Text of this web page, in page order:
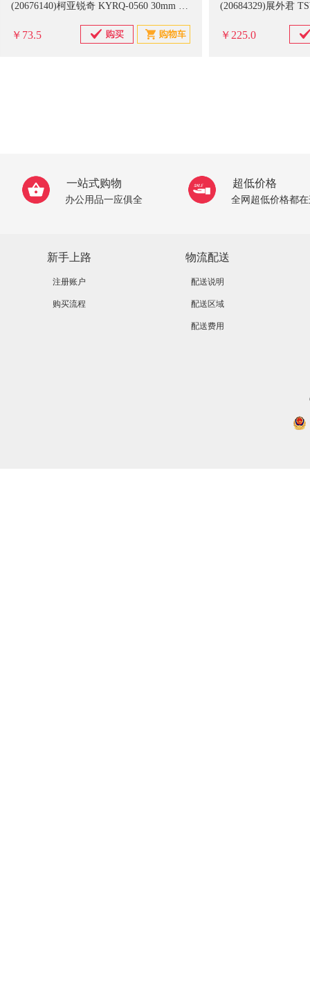
(20676140)柯亚锐奇 KYRQ-0560 30mm 不锈钢挂锁 银色(单位：把)
￥73.5 ￥225.0
一站式购物
办公用品一应俱全
超低价格
全网超低价格都
新手上路
注册账户
购买流程
物流配送
配送说明
配送区域
配送费用